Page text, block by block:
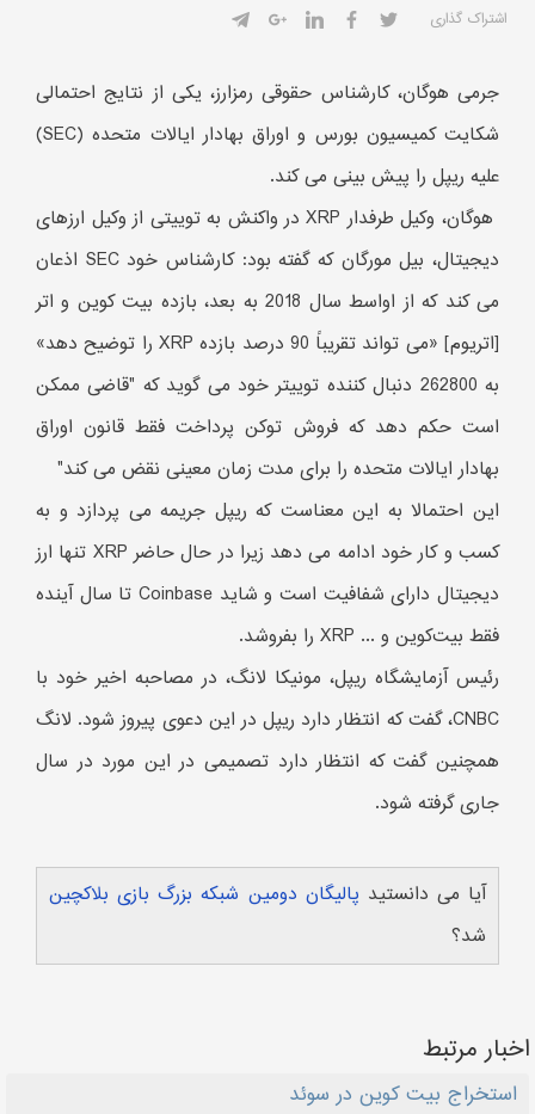
اشتراک گذاری
جرمی هوگان، کارشناس حقوقی رمزارز، یکی از نتایج احتمالی
شکایت کمیسیون بورس و اوراق بهادار ایالات متحده (SEC)
علیه ریپل را پیش بینی می کند.
هوگان، وکیل طرفدار XRP در واکنش به توییتی از وکیل ارزهای
دیجیتال، بیل مورگان که گفته بود: کارشناس خود SEC اذعان
می کند که از اواسط سال 2018 به بعد، بازده بیت کوین و اتر
[اتریوم] «می تواند تقریباً 90 درصد بازده XRP را توضیح دهد»
به 262800 دنبال کننده توییتر خود می گوید که "قاضی ممکن
است حکم دهد که فروش توکن پرداخت فقط قانون اوراق
بهادار ایالات متحده را برای مدت زمان معینی نقض می کند"
این احتمالا به این معناست که ریپل جریمه می پردازد و به
کسب و کار خود ادامه می دهد زیرا در حال حاضر XRP تنها ارز
دیجیتال دارای شفافیت است و شاید Coinbase تا سال آینده
فقط بیت‌کوین و ... XRP را بفروشد.
رئیس آزمایشگاه ریپل، مونیکا لانگ، در مصاحبه اخیر خود با
CNBC، گفت که انتظار دارد ریپل در این دعوی پیروز شود. لانگ
همچنین گفت که انتظار دارد تصمیمی در این مورد در سال
جاری گرفته شود.
آیا می دانستید پالیگان دومین شبکه بزرگ بازی بلاکچین
شد؟
اخبار مرتبط
استخراج بیت کوین در سوئد